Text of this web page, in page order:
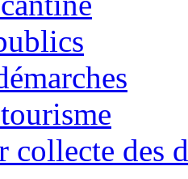
collecte des